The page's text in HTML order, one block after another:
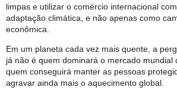
limpas e utilizar o comércio internacional
adaptação climática, e não apenas como
econômica.
Em um planeta cada vez mais quente, a
já não é quem dominará o mercado mundial
quem conseguirá manter as pessoas
agravar ainda mais o aquecimento global.